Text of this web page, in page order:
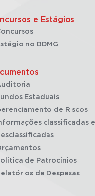
e Estágios
no BDMG
Estaduais
de Riscos
classificadas e
de Patrocínios
de Despesas